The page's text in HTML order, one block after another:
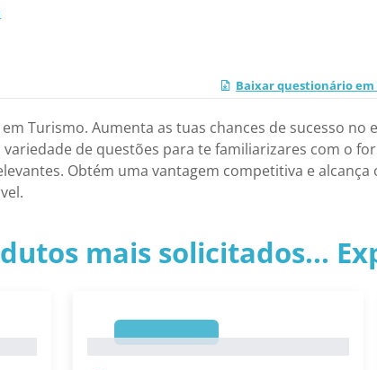
Baixar questionário em
Turismo. Aumenta as tuas chances de sucesso no
de questões para te familiarizares com o
Obtém uma vantagem competitiva e
mais solicitados...